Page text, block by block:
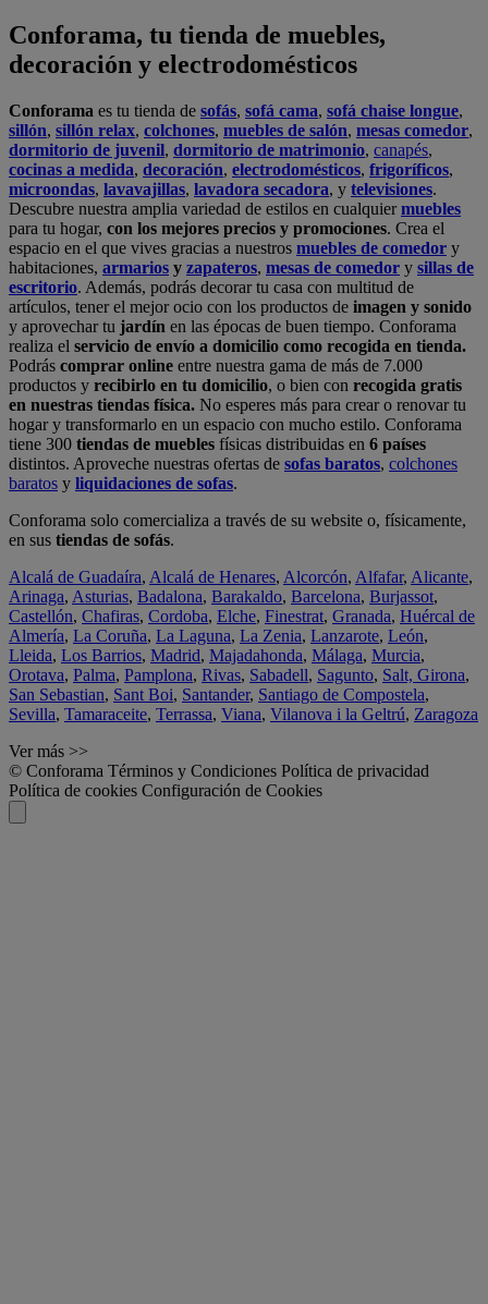
Conforama, tu tienda de muebles,
decoración y electrodomésticos
Conforama es tu tienda de sofás, sofá cama, sofá chaise longue,
sillón, sillón relax, colchones, muebles de salón, mesas comedor,
dormitorio de juvenil, dormitorio de matrimonio, canapés,
cocinas a medida, decoración, electrodomésticos, frigoríficos,
microondas, lavavajillas, lavadora secadora, y televisiones.
Descubre nuestra amplia variedad de estilos en cualquiermuebles
para tu hogar, con los mejores precios y promociones. Crea el
espacio en el que vives gracias a nuestros muebles de comedor y
habitaciones, armarios y zapateros, mesas de comedor y sillas de
escritorio. Además, podrás decorar tu casa con multitud de
artículos, tener el mejor ocio con los productos de imagen y sonido
y aprovechar tu jardín en las épocas de buen tiempo. Conforama
realiza el servicio de envío a domicilio como recogida en tienda.
Podrás comprar online entre nuestra gama de más de 7.000
productos y recibirlo en tu domicilio, o bien con recogida gratis
en nuestras tiendas física. No esperes más para crear o renovar tu
hogar y transformarlo en un espacio con mucho estilo. Conforama
tiene 300 tiendas de muebles físicas distribuidas en 6 países
distintos. Aproveche nuestras ofertas de sofas baratos, colchones
baratos y liquidaciones de sofas.
Conforama solo comercializa a través de su website o, físicamente,
en sus tiendas de sofás.
Alcalá de Guadaíra, Alcalá de Henares, Alcorcón, Alfafar, Alicante,
Arinaga, Asturias, Badalona, Barakaldo, Barcelona, Burjassot,
Castellón, Chafiras, Cordoba, Elche, Finestrat, Granada, Huércal de
Almería, La Coruña, La Laguna, La Zenia, Lanzarote, León,
Lleida, Los Barrios, Madrid, Majadahonda, Málaga, Murcia,
Orotava, Palma, Pamplona, Rivas, Sabadell, Sagunto, Salt, Girona,
San Sebastian, Sant Boi, Santander, Santiago de Compostela,
Sevilla, Tamaraceite, Terrassa, Viana, Vilanova i la Geltrú, Zaragoza
Ver más >>
© Conforama Términos y Condiciones Política de privacidad
Política de cookies Configuración de Cookies